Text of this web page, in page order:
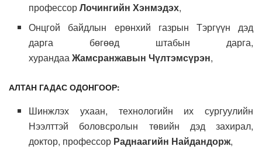
профессорЛочингийн Хэнмэдэх,
Онцгой байдлын ерөнхий газрын Тэргүүн дэд
дарга бөгөөд штабын дарга,
хурандааЖамсранжавын Чүлтэмсүрэн,
АЛТАН ГАДАС ОДОНГООР:
Шинжлэх ухаан, технологийн их сургуулийн
Нээлттэй боловсролын төвийн дэд захирал,
доктор, профессор Раднаагийн Найдандорж,